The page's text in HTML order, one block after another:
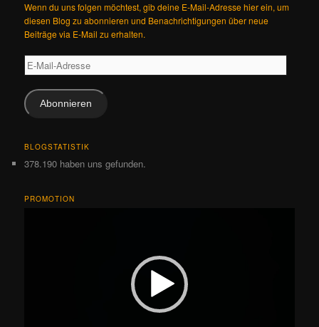
Wenn du uns folgen möchtest, gib deine E-Mail-Adresse hier ein, um
diesen Blog zu abonnieren und Benachrichtigungen über neue
Beiträge via E-Mail zu erhalten.
E-
Mail-
Adresse
Abonnieren
BLOGSTATISTIK
378.190 haben uns gefunden.
PROMOTION